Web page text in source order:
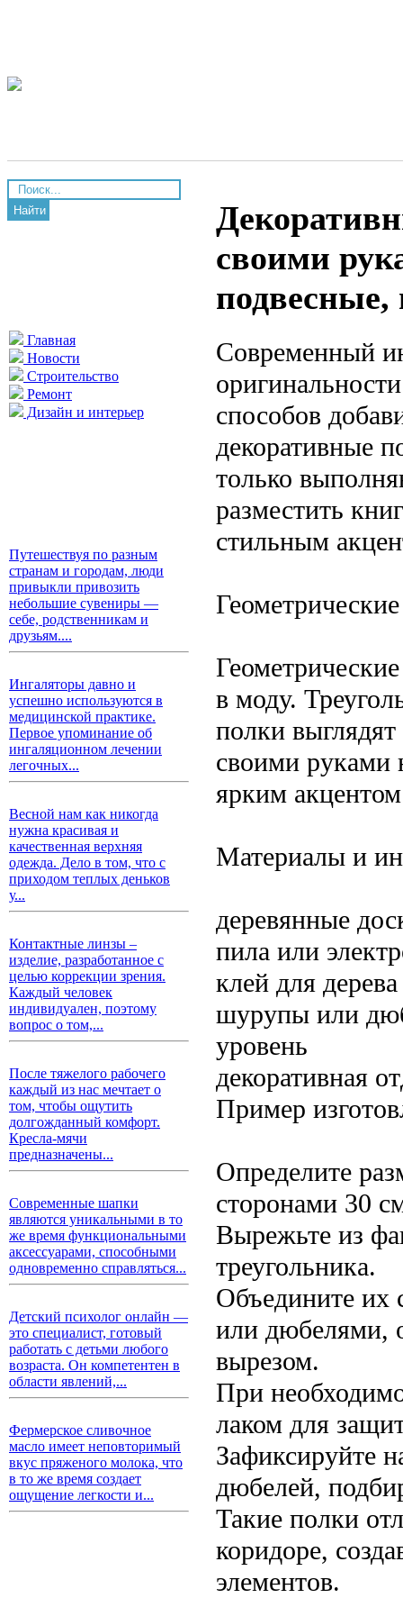
Найти
Главная
Новости
Строительство
Ремонт
Дизайн и интерьер
Путешествуя по разным
странам и городам, люди
привыкли привозить
небольшие сувениры —
себе, родственникам и
друзьям....
Ингаляторы давно и
успешно используются в
медицинской практике.
Первое упоминание об
ингаляционном лечении
легочных...
Весной нам как никогда
нужна красивая и
качественная верхняя
одежда. Дело в том, что с
приходом теплых деньков
у...
Контактные линзы –
изделие, разработанное с
целью коррекции зрения.
Каждый человек
индивидуален, поэтому
вопрос о том,...
После тяжелого рабочего
каждый из нас мечтает о
том, чтобы ощутить
долгожданный комфорт.
Кресла-мячи
предназначены...
Современные шапки
являются уникальными в то
же время функциональными
аксессуарами, способными
одновременно справляться...
Детский психолог онлайн —
это специалист, готовый
работать с детьми любого
возраста. Он компетентен в
области явлений,...
Фермерское сливочное
масло имеет неповторимый
вкус пряженого молока, что
в то же время создает
ощущение легкости и...
своими
Современный
способов
декоративные
только
разместить
стильным
в моду.
полки
своими руками
ярким
Материалы и
деревянные
пила или
клей для дерева
шурупы или
уровень
декоративная
Пример
Определите
сторонами 30
Вырежьте из
треугольника.
Объедините их
или дюбелями,
вырезом.
При
лаком для
Зафиксируйте
дюбелей,
Такие полки
коридоре,
элементов.